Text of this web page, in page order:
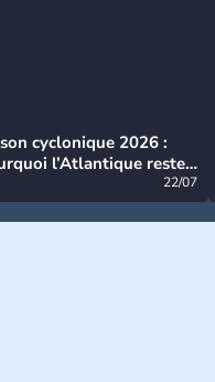
cyclonique 2026 :
l’Atlantique reste
22/07